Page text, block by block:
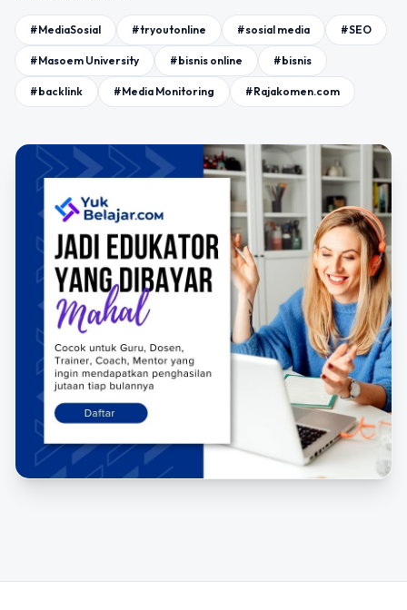
#MediaSosial #tryoutonline #sosial media #SEO
#Masoem University #bisnis online #bisnis
#backlink #Media Monitoring #Rajakomen.com